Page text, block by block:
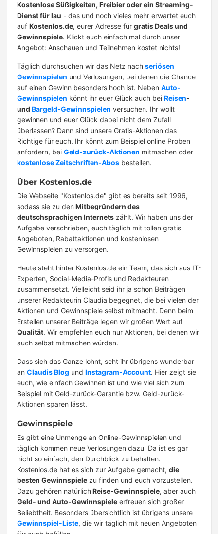
Kostenlose Süßigkeiten, Freibier oder ein Streaming-
Dienst für lau - das und noch vieles mehr erwartet euch
auf Kostenlos.de, eurer Adresse für gratis Deals und
Gewinnspiele. Klickt euch einfach mal durch unser
Angebot: Anschauen und Teilnehmen kostet nichts!
Täglich durchsuchen wir das Netz nach seriösen
Gewinnspielen und Verlosungen, bei denen die Chance
auf einen Gewinn besonders hoch ist. Neben Auto-
Gewinnspielen könnt ihr euer Glück auch bei Reisen-
und Bargeld-Gewinnspielen versuchen. Ihr wollt
gewinnen und euer Glück dabei nicht dem Zufall
überlassen? Dann sind unsere Gratis-Aktionen das
Richtige für euch. Ihr könnt zum Beispiel online Proben
anfordern, bei Geld-zurück-Aktionen mitmachen oder
kostenlose Zeitschriften-Abos bestellen.
Über Kostenlos.de
Die Webseite "Kostenlos.de" gibt es bereits seit 1996,
sodass sie zu den Mitbegründern des
deutschsprachigen Internets zählt. Wir haben uns der
Aufgabe verschrieben, euch täglich mit tollen gratis
Angeboten, Rabattaktionen und kostenlosen
Gewinnspielen zu versorgen.
Heute steht hinter Kostenlos.de ein Team, das sich aus IT-
Experten, Social-Media-Profis und Redakteuren
zusammensetzt. Vielleicht seid ihr ja schon Beiträgen
unserer Redakteurin Claudia begegnet, die bei vielen der
Aktionen und Gewinnspiele selbst mitmacht. Denn beim
Erstellen unserer Beiträge legen wir großen Wert auf
Qualität. Wir empfehlen euch nur Aktionen, bei denen wir
auch selbst mitmachen würden.
Dass sich das Ganze lohnt, seht ihr übrigens wunderbar
an Claudis Blog und Instagram-Account. Hier zeigt sie
euch, wie einfach Gewinnen ist und wie viel sich zum
Beispiel mit Geld-zurück-Garantie bzw. Geld-zurück-
Aktionen sparen lässt.
Gewinnspiele
Es gibt eine Unmenge an Online-Gewinnspielen und
täglich kommen neue Verlosungen dazu. Da ist es gar
nicht so einfach, den Durchblick zu behalten.
Kostenlos.de hat es sich zur Aufgabe gemacht, die
besten Gewinnspiele zu finden und euch vorzustellen.
Dazu gehören natürlichReise-Gewinnspiele, aber auch
Geld- und Auto-Gewinnspiele erfreuen sich großer
Beliebtheit. Besonders übersichtlich ist übrigens unsere
Gewinnspiel-Liste, die wir täglich mit neuen Angeboten